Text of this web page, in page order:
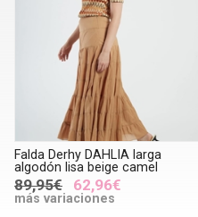
Falda Derhy DAHLIA larga
algodón lisa beige camel
89,95€ 62,96€
más variaciones